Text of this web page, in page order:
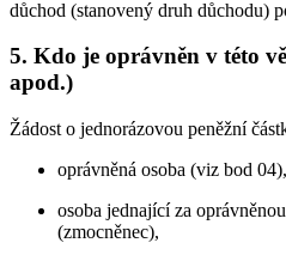
důchod (stanovený druh důchodu)
5. Kdo je oprávněn v této
apod.)
Žádost o jednorázovou peněžní
oprávněná osoba (viz bod 04),
osoba jednající za
(zmocněnec),